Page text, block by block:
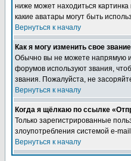
ниже может находиться
какие аватары могут быть
Вернуться к началу
Как я могу изменить свое
Обычно вы не можете напрямую
форумов используют звания,
звания. Пожалуйста, не
Вернуться к началу
Когда я щёлкаю по ссылке
Только зарегистрированные
злоупотребления системой e-
Вернуться к началу